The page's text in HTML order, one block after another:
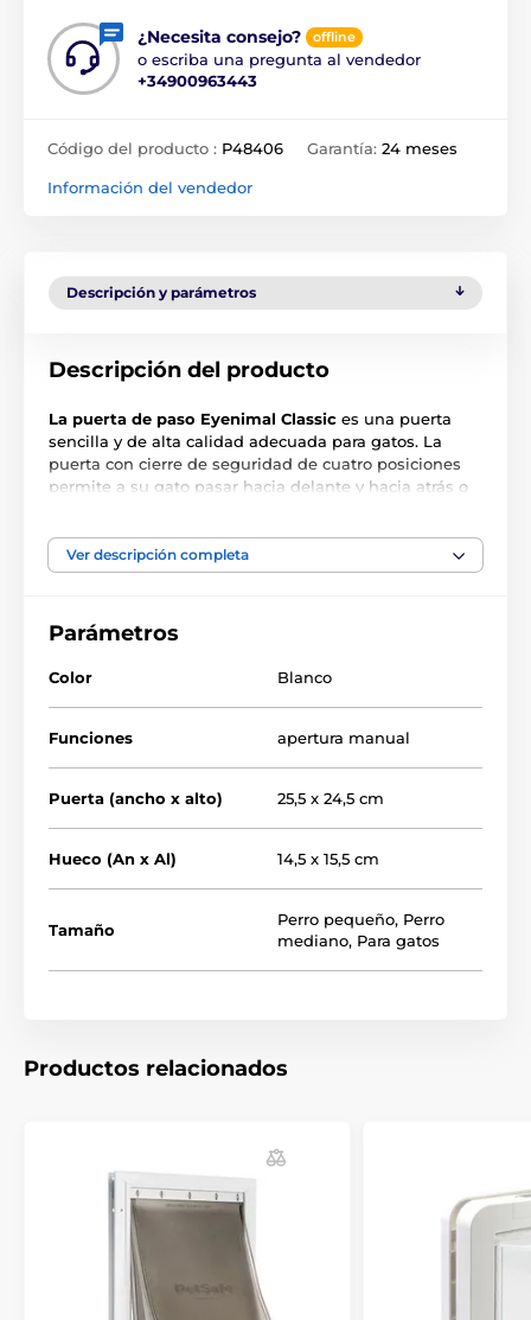
¿Necesita consejo? offline
o escriba una pregunta al vendedor
+34900963443
Código del producto : P48406 Garantía: 24 meses
Información del vendedor
Descripción y parámetros
Descripción del producto
La puerta de paso Eyenimal Classic es una puerta
sencilla y de alta calidad adecuada para gatos. La
puerta con cierre de seguridad de cuatro posiciones
permite a su gato pasar hacia delante y hacia atrás o
para instalar en: madera, PVC, metal, cristal y ladrillo.
Precaución con el doble acristalamiento y el vidrio
Manual de instrucciones para todas las puertas
incluido.
Dimensiones de la puerta: alto 25,5 cm, ancho 24,5 cm.
Dimensiones de la solapa: alto 15,5 cm, ancho 15,5 cm.
Las especificaciones técnicas pueden cambiar sin
previo aviso. Las imágenes tienen únicamente
Ver descripción completa
Parámetros
Color Blanco
Funciones apertura manual
Puerta (ancho x alto) 25,5 x 24,5 cm
Hueco (An x Al) 14,5 x 15,5 cm
Tamaño
Perro pequeño, Perro
mediano, Para gatos
Productos relacionados